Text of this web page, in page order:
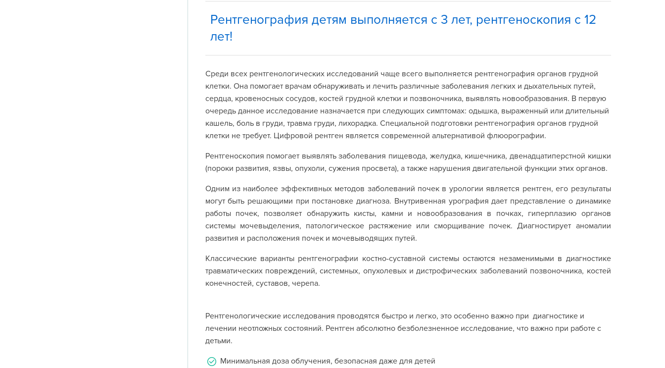
Рентгенография детям выполняется с 3 лет, рентгеноскопия с 12
лет!
Среди всех рентгенологических исследований чаще всего выполняется рентгенография органов грудной
клетки. Она помогает врачам обнаруживать и лечить различные заболевания легких и дыхательных путей,
сердца, кровеносных сосудов, костей грудной клетки и позвоночника, выявлять новообразования. В первую
очередь данное исследование назначается при следующих симптомах: одышка, выраженный или длительный
кашель, боль в груди, травма груди, лихорадка. Специальной подготовки рентгенография органов грудной
клетки не требует. Цифровой рентген является современной альтернативой флюорографии.
Рентгеноскопия помогает выявлять заболевания пищевода, желудка, кишечника, двенадцатиперстной кишки
(пороки развития, язвы, опухоли, сужения просвета), а также нарушения двигательной функции этих органов.
Одним из наиболее эффективных методов заболеваний почек в урологии является рентген, его результаты
могут быть решающими при постановке диагноза. Внутривенная урография дает представление о динамике
работы почек, позволяет обнаружить кисты, камни и новообразования в почках, гиперплазию органов
системы мочевыделения, патологическое растяжение или сморщивание почек. Диагностирует аномалии
развития и расположения почек и мочевыводящих путей.
Классические варианты рентгенографии костно-суставной системы остаются незаменимыми в диагностике
травматических повреждений, системных, опухолевых и дистрофических заболеваний позвоночника, костей
конечностей, суставов, черепа.
Рентгенологические исследования проводятся быстро и легко, это особенно важно при диагностике и
лечении неотложных состояний. Рентген абсолютно безболезненное исследование, что важно при работе с
детьми.
Минимальная доза облучения, безопасная даже для детей